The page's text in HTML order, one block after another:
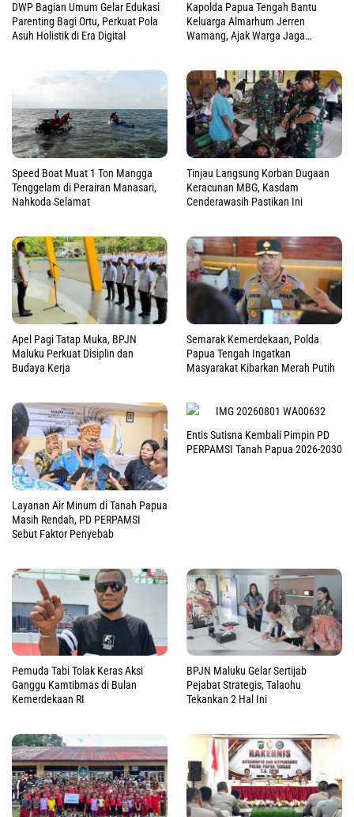
DWP Bagian Umum Gelar Edukasi
Parenting Bagi Ortu, Perkuat Pola
Asuh Holistik di Era Digital
Kapolda Papua Tengah Bantu
Keluarga Almarhum Jerren
Wamang, Ajak Warga Jaga
Speed Boat Muat 1 Ton Mangga
Tenggelam di Perairan Manasari,
Nahkoda Selamat
Tinjau Langsung Korban Dugaan
Keracunan MBG, Kasdam
Cenderawasih Pastikan Ini
Apel Pagi Tatap Muka, BPJN
Maluku Perkuat Disiplin dan
Budaya Kerja
Semarak Kemerdekaan, Polda
Papua Tengah Ingatkan
Masyarakat Kibarkan Merah Putih
Layanan Air Minum di Tanah Papua
Masih Rendah, PD PERPAMSI
Sebut Faktor Penyebab
Entis Sutisna Kembali Pimpin PD
PERPAMSI Tanah Papua 2026-2030
Pemuda Tabi Tolak Keras Aksi
Ganggu Kamtibmas di Bulan
Kemerdekaan RI
BPJN Maluku Gelar Sertijab
Pejabat Strategis, Talaohu
Tekankan 2 Hal Ini